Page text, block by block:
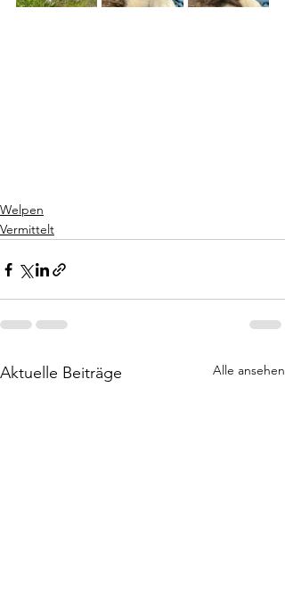
Welpen
Vermittelt
Aktuelle Beiträge Alle ansehen